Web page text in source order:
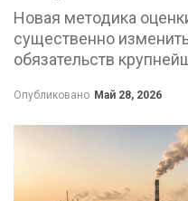
Новая методика
существенно
обязательств
Опубликовано Май 28, 2026